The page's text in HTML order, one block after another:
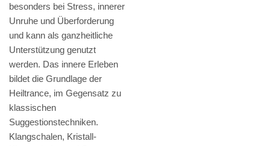
besonders bei Stress, innerer
Unruhe und Überforderung
und kann als ganzheitliche
Unterstützung genutzt
werden. Das innere Erleben
bildet die Grundlage der
Heiltrance, im Gegensatz zu
klassischen
Suggestionstechniken.
Klangschalen, Kristall-